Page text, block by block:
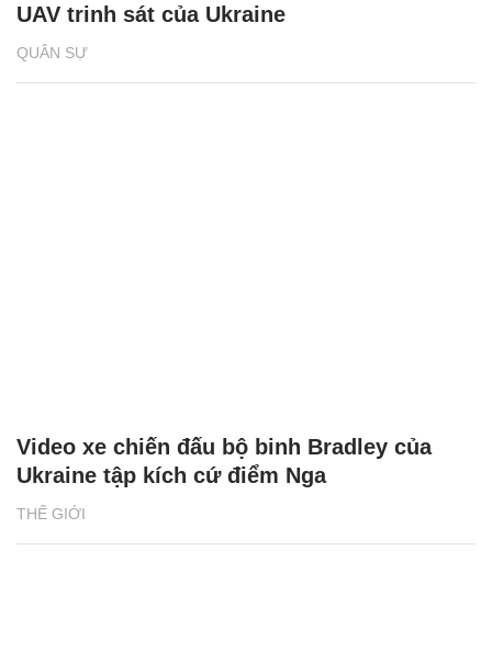
QUÂN SỰ
UAV trinh sát của Ukraine
THẾ GIỚI
Video xe chiến đấu bộ binh Bradley của
Ukraine tập kích cứ điểm Nga